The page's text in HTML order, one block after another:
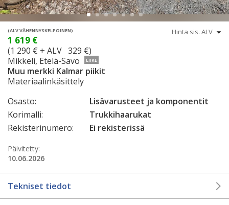
(ALV VÄHENNYSKELPOINEN)
1 619 €
(1 290 € + ALV 329 €)
Mikkeli, Etelä-Savo
LIIKE
Muu merkki Kalmar piikit
Materiaalinkäsittely
Osasto:
Lisävarusteet ja komponentit
Korimalli:
Trukkihaarukat
Rekisterinumero:
Ei rekisterissä
Päivitetty:
10.06.2026
Tekniset tiedot